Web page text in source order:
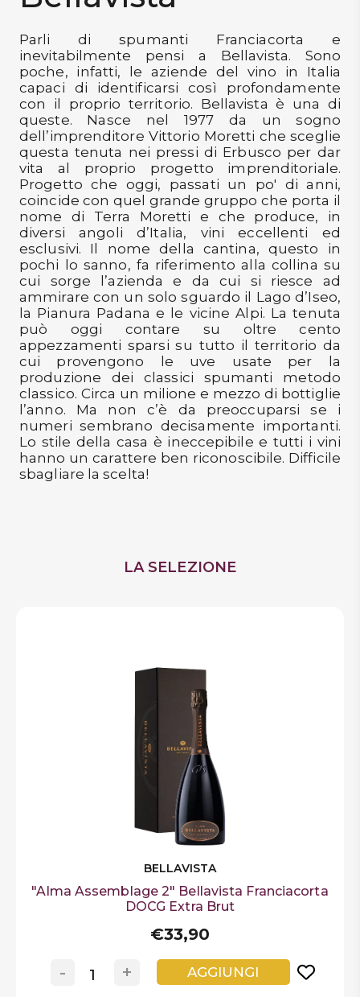
TUTTO A
-30%
Accedi
Gift
Card
Preferiti
Blog
Parli di spumanti Franciacorta e
inevitabilmente pensi a Bellavista. Sono
poche, infatti, le aziende del vino in Italia
capaci di identificarsi così profondamente
con il proprio territorio. Bellavista è una di
queste. Nasce nel 1977 da un sogno
dell’imprenditore Vittorio Moretti che sceglie
questa tenuta nei pressi di Erbusco per dar
vita al proprio progetto imprenditoriale.
Progetto che oggi, passati un po' di anni,
coincide con quel grande gruppo che porta il
nome di Terra Moretti e che produce, in
diversi angoli d’Italia, vini eccellenti ed
esclusivi. Il nome della cantina, questo in
pochi lo sanno, fa riferimento alla collina su
cui sorge l’azienda e da cui si riesce ad
ammirare con un solo sguardo il Lago d’Iseo,
la Pianura Padana e le vicine Alpi. La tenuta
può oggi contare su oltre cento
appezzamenti sparsi su tutto il territorio da
cui provengono le uve usate per la
produzione dei classici spumanti metodo
classico. Circa un milione e mezzo di bottiglie
l’anno. Ma non c’è da preoccuparsi se i
numeri sembrano decisamente importanti.
Lo stile della casa è ineccepibile e tutti i vini
hanno un carattere ben riconoscibile. Difficile
sbagliare la scelta!
LA SELEZIONE
BELLAVISTA
"Alma Assemblage 2" Bellavista Franciacorta
DOCG Extra Brut
€33,90
+
- AGGIUNGI
Confermo di aver letto l'Informativa Privacy per la Newsletter
VOGLIO LO SCONTO